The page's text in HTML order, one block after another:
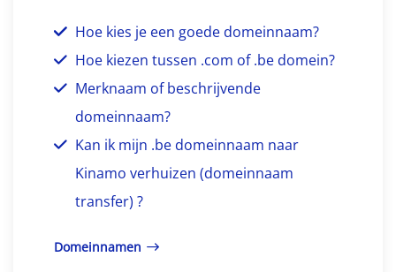
Hoe kies je een goede domeinnaam?
Hoe kiezen tussen .com of .be domein?
Merknaam of beschrijvende
domeinnaam?
Kan ik mijn .be domeinnaam naar
Kinamo verhuizen (domeinnaam
transfer) ?
Domeinnamen